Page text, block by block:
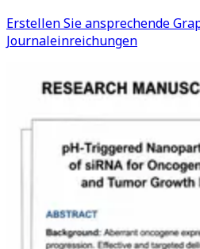
Erstellen Sie ansprechende
Journaleinreichungen